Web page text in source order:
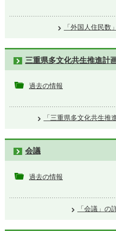
「外国人住民数
三重県多文化共生推進計
過去の情報
「三重県多文化共生推
会議
過去の情報
「会議」の